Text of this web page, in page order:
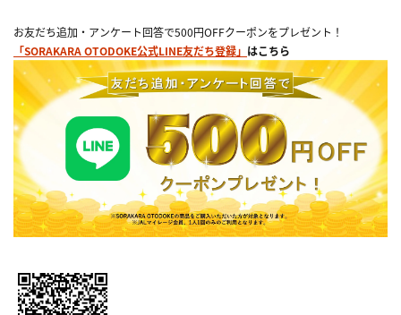
お友だち追加・アンケート回答で500円OFFクーポンをプレゼント！
「SORAKARA OTODOKE公式LINE友だち登録」 はこちら